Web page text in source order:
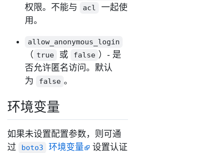
权限。不能与 acl
一起使
用。
allow_anonymous_login
（ true 或 false ）- 是
否允许匿名访问。默认
为
false 。
环境变量
如果未设置配置参数，则可通
过
boto3 环境变量
设置认证